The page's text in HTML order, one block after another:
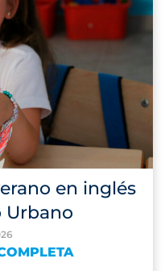
en inglés
Urbano